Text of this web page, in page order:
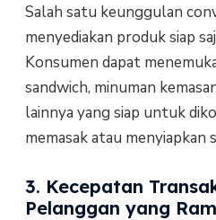
Salah satu keunggulan
menyediakan produk siap
Konsumen dapat
sandwich, minuman
lainnya yang siap untuk
memasak atau menyiapkan
3. Kecepatan
Pelanggan yang